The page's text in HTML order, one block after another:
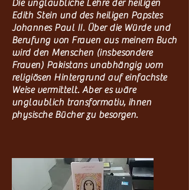
Die unglaubliche Lehre der heiligen
Edith Stein und des heiligen Papstes
Johannes Paul II. Über die Würde und
Berufung von Frauen aus meinem Buch
wird den Menschen (insbesondere
Frauen) Pakistans unabhängig vom
religiösen Hintergrund auf einfachste
Weise vermittelt. Aber es wäre
unglaublich transformativ, ihnen
physische Bücher zu besorgen.